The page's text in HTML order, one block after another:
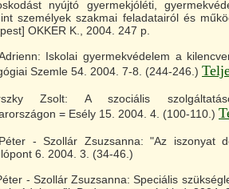
nyújtó gyermekjóléti,
személyek szakmai feladatairól és
OKKER K., 2004. 247 p.
Iskolai gyermekvédelem a
Szemle 54. 2004. 7-8. (244-246.)
Zsolt: A szociális
= Esély 15. 2004. 4. (100-110.)
- Szollár Zsuzsanna: "Az iszonyat
6. 2004. 3. (34-46.)
- Szollár Zsuzsanna: Speciális